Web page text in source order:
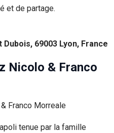
et de partage.
69003 Lyon, France
Nicolo & Franco
tenue par la famille